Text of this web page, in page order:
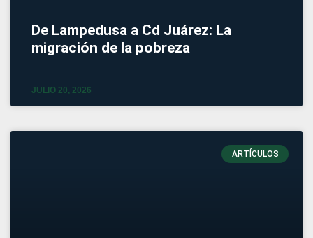
De Lampedusa a Cd Juárez: La
migración de la pobreza
JULIO 20, 2026
ARTÍCULOS